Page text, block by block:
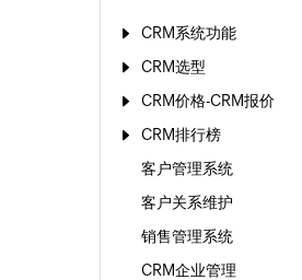
CRM系统功能
CRM选型
CRM价格-CRM报价
CRM排行榜
客户管理系统
客户关系维护
销售管理系统
CRM企业管理